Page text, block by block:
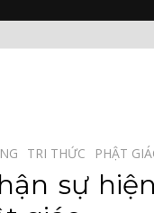
TRI THỨC⠀ PHẬT
sự